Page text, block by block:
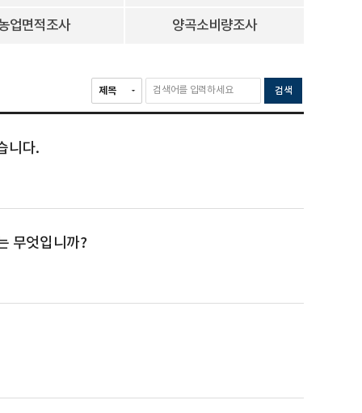
업면적조사 양곡소비량조사
검색
니다.
무엇입니까?